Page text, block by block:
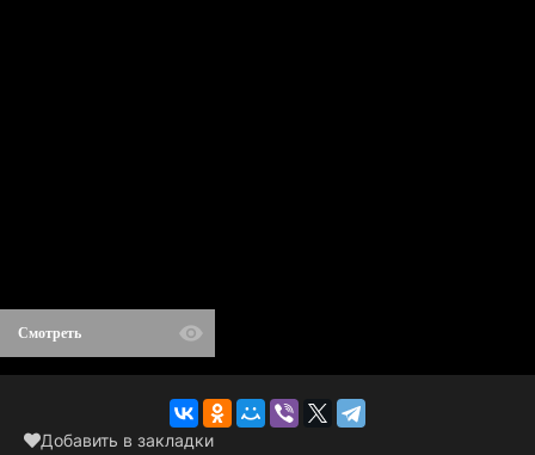
Смотреть
Добавить в закладки